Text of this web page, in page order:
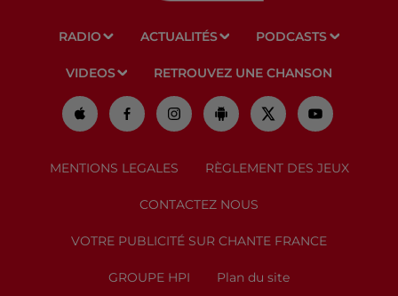
RADIO ACTUALITÉS PODCASTS
VIDEOS RETROUVEZ UNE CHANSON
MENTIONS LEGALES RÈGLEMENT DES JEUX
CONTACTEZ NOUS
VOTRE PUBLICITÉ SUR CHANTE FRANCE
GROUPE HPI Plan du site